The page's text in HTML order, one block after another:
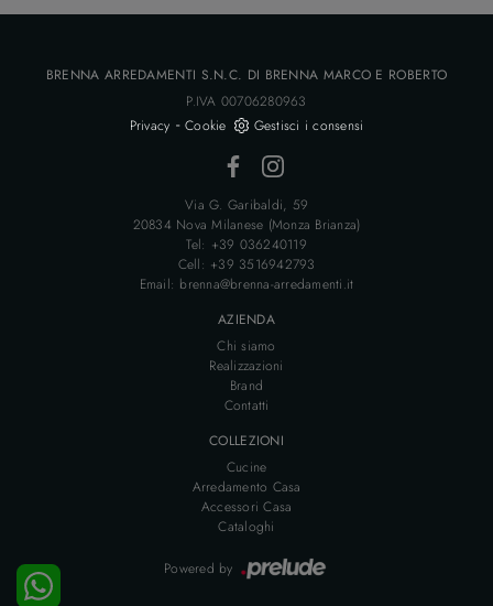
BRENNA ARREDAMENTI S.N.C. DI BRENNA MARCO E ROBERTO
P.IVA 00706280963
Privacy -Cookie Gestisci i consensi
Via G. Garibaldi, 59
20834 Nova Milanese (Monza Brianza)
Tel: +39 036240119
Cell: +39 3516942793
Email: brenna@brenna-arredamenti.it
AZIENDA
Chi siamo
Realizzazioni
Brand
Contatti
COLLEZIONI
Cucine
Arredamento Casa
Accessori Casa
Cataloghi
Powered by